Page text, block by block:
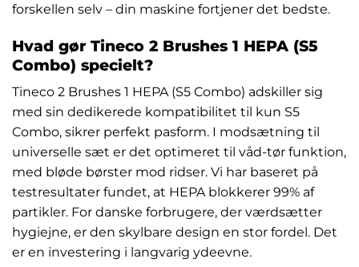
forskellen selv – din maskine fortjener det bedste.
Hvad gør Tineco 2 Brushes 1 HEPA (S5
Combo) specielt?
Tineco 2 Brushes 1 HEPA (S5 Combo) adskiller sig
med sin dedikerede kompatibilitet til kun S5
Combo, sikrer perfekt pasform. I modsætning til
universelle sæt er det optimeret til våd-tør funktion,
med bløde børster mod ridser. Vi har baseret på
testresultater fundet, at HEPA blokkerer 99% af
partikler. For danske forbrugere, der værdsætter
hygiejne, er den skylbare design en stor fordel. Det
er en investering i langvarig ydeevne.